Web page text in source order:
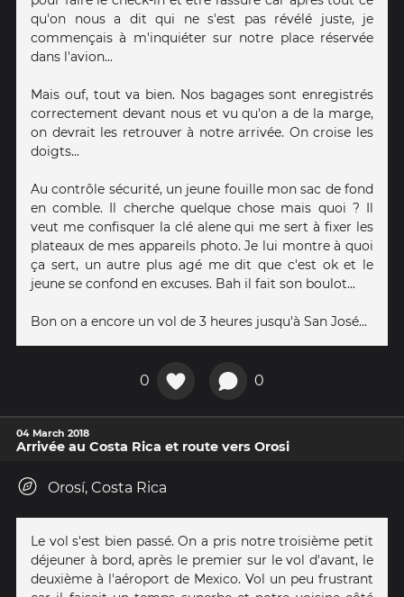
qu'on nous a dit qui ne s'est pas révélé juste, je
commençais à m'inquiéter sur notre place réservée
dans l'avion...
Mais ouf, tout va bien. Nos bagages sont enregistrés
correctement devant nous et vu qu'on a de la marge,
on devrait les retrouver à notre arrivée. On croise les
doigts...
Au contrôle sécurité, un jeune fouille mon sac de fond
en comble. Il cherche quelque chose mais quoi ? Il
veut me confisquer la clé alene qui me sert à fixer les
plateaux de mes appareils photo. Je lui montre à quoi
ça sert, un autre plus agé me dit que c'est ok et le
jeune se confond en excuses. Bah il fait son boulot...
Bon on a encore un vol de 3 heures jusqu'à San José...
0 0
04 March 2018
Arrivée au Costa Rica et route vers Orosi
Orosí, Costa Rica
Le vol s'est bien passé. On a pris notre troisième petit
déjeuner à bord, après le premier sur le vol d'avant, le
deuxième à l'aéroport de Mexico. Vol un peu frustrant